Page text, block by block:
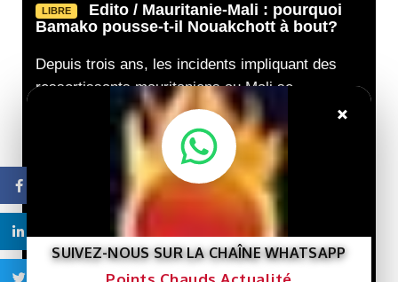
LIBRE
Edito / Mauritanie-Mali : pourquoi
Bamako pousse-t-il Nouakchott à bout?
Depuis trois ans, les incidents impliquant des
ressortissants mauritaniens au Mali se
multiplient. La dernière vague d’arrestations,
LIBRE
Les erreurs
malheureuses de mon ami
Cheikh Tidiane GADIO Par
Gourmo Abdoul LO
LIBRE
Droits de
l’homme : Ahmed Salem
Ould Bouhabini sonne
×
SUIVEZ-NOUS SUR LA CHAÎNE WHATSAPP